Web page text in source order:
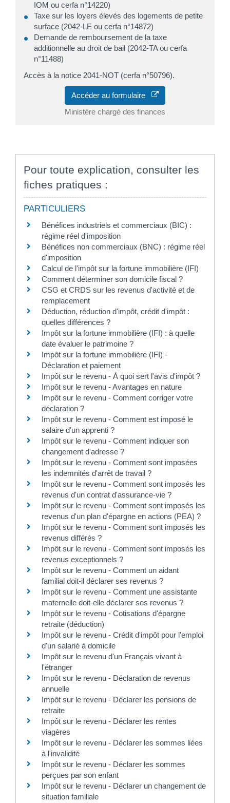
IOM ou cerfa n°14220)
Taxe sur les loyers élevés des logements de petite
surface (2042-LE ou cerfa n°14872)
Demande de remboursement de la taxe
additionnelle au droit de bail (2042-TA ou cerfa
n°11488)
Accès à la notice 2041-NOT (cerfa n°50796).
Accéder au formulaire
Ministère chargé des finances
Pour toute explication, consulter les
fiches pratiques :
PARTICULIERS
Bénéfices industriels et commerciaux (BIC) :
régime réel d'imposition
Bénéfices non commerciaux (BNC) : régime réel
d'imposition
Calcul de l'impôt sur la fortune immobilière (IFI)
Comment déterminer son domicile fiscal ?
CSG et CRDS sur les revenus d'activité et de
remplacement
Déduction, réduction d'impôt, crédit d'impôt :
quelles différences ?
Impôt sur la fortune immobilière (IFI) : à quelle
date évaluer le patrimoine ?
Impôt sur la fortune immobilière (IFI) -
Déclaration et paiement
Impôt sur le revenu - À quoi sert l'avis d'impôt ?
Impôt sur le revenu - Avantages en nature
Impôt sur le revenu - Comment corriger votre
déclaration ?
Impôt sur le revenu - Comment est imposé le
salaire d'un apprenti ?
Impôt sur le revenu - Comment indiquer son
changement d'adresse ?
Impôt sur le revenu - Comment sont imposées
les indemnités d'arrêt de travail ?
Impôt sur le revenu - Comment sont imposés les
revenus d'un contrat d'assurance-vie ?
Impôt sur le revenu - Comment sont imposés les
revenus d'un plan d'épargne en actions (PEA) ?
Impôt sur le revenu - Comment sont imposés les
revenus différés ?
Impôt sur le revenu - Comment sont imposés les
revenus exceptionnels ?
Impôt sur le revenu - Comment un aidant
familial doit-il déclarer ses revenus ?
Impôt sur le revenu - Comment une assistante
maternelle doit-elle déclarer ses revenus ?
Impôt sur le revenu - Cotisations d'épargne
retraite (déduction)
Impôt sur le revenu - Crédit d'impôt pour l'emploi
d'un salarié à domicile
Impôt sur le revenu d'un Français vivant à
l'étranger
Impôt sur le revenu - Déclaration de revenus
annuelle
Impôt sur le revenu - Déclarer les pensions de
retraite
Impôt sur le revenu - Déclarer les rentes
viagères
Impôt sur le revenu - Déclarer les sommes liées
à l'invalidité
Impôt sur le revenu - Déclarer les sommes
perçues par son enfant
Impôt sur le revenu - Déclarer un changement de
situation familiale